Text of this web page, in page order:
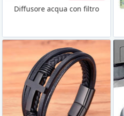
Diffusore acqua con filtro